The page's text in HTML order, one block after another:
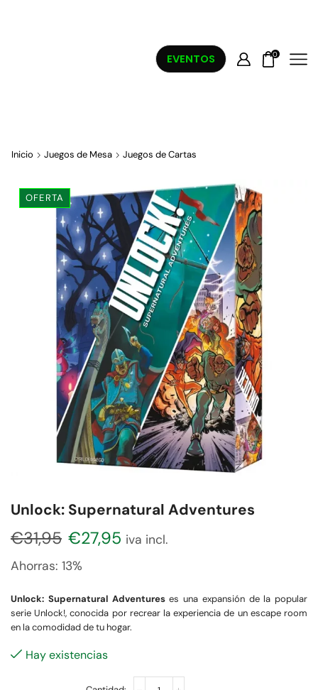
EVENTOS 0
Inicio Juegos de Mesa Juegos de Cartas
OFERTA
Unlock: Supernatural Adventures
€31,95 €27,95 iva incl.
Ahorras: 13%
Unlock: Supernatural Adventureses una expansión de la popular
serie Unlock!, conocida por recrear la experiencia de un escape room
en la comodidad de tu hogar.
Hay existencias